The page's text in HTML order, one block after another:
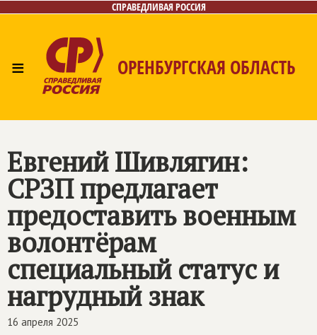
СПРАВЕДЛИВАЯ РОССИЯ
≡ ОРЕНБУРГСКАЯ ОБЛАСТЬ
Контакты
Евгений Шивлягин:
СРЗП предлагает
предоставить военным
волонтёрам
специальный статус и
нагрудный знак
16 апреля 2025